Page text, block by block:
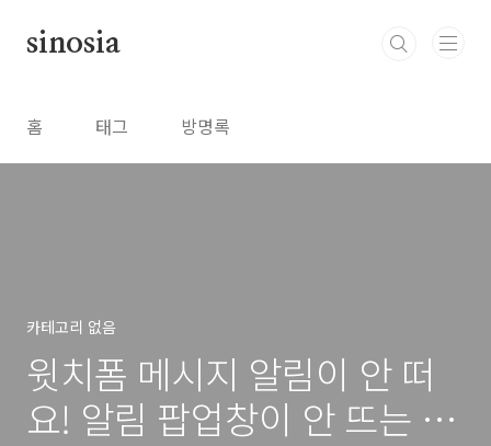
sinosia
홈 태그 방명록
카테고리 없음
윗치폼 메시지 알림이 안 떠
요! 알림 팝업창이 안 뜨는 이